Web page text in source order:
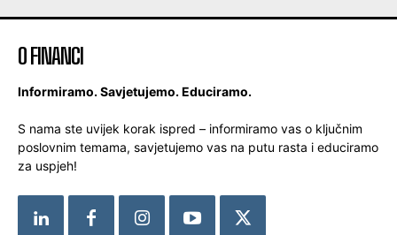
O FINANCI
Informiramo. Savjetujemo. Educiramo.
S nama ste uvijek korak ispred – informiramo vas o ključnim
poslovnim temama, savjetujemo vas na putu rasta i educiramo
za uspjeh!